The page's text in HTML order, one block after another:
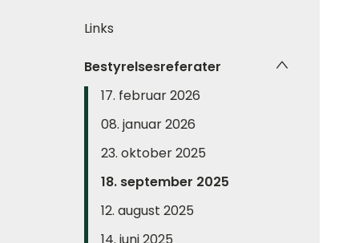
Links
Bestyrelsesreferater
17. februar 2026
08. januar 2026
23. oktober 2025
18. september 2025
12. august 2025